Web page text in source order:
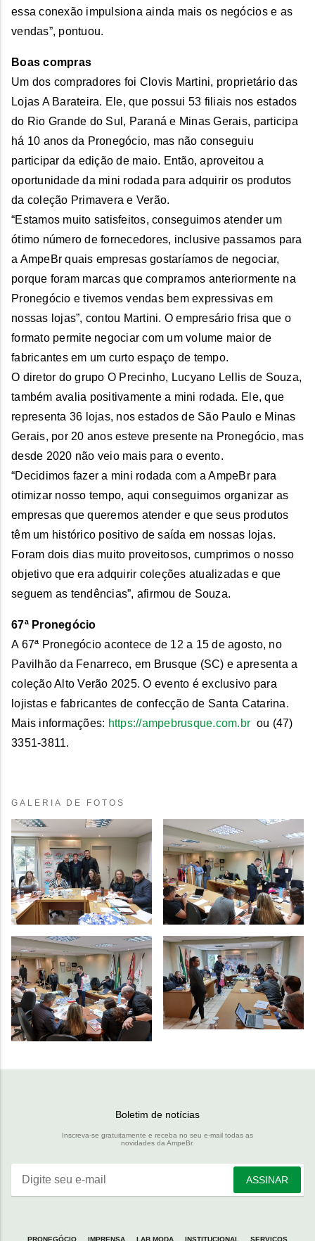
essa conexão impulsiona ainda mais os negócios e as
vendas”, pontuou.
Boas compras
Um dos compradores foi Clovis Martini, proprietário das
Lojas A Barateira. Ele, que possui 53 filiais nos estados
do Rio Grande do Sul, Paraná e Minas Gerais, participa
há 10 anos da Pronegócio, mas não conseguiu
participar da edição de maio. Então, aproveitou a
oportunidade da mini rodada para adquirir os produtos
da coleção Primavera e Verão.
“Estamos muito satisfeitos, conseguimos atender um
ótimo número de fornecedores, inclusive passamos para
a AmpeBr quais empresas gostaríamos de negociar,
porque foram marcas que compramos anteriormente na
Pronegócio e tivemos vendas bem expressivas em
nossas lojas”, contou Martini. O empresário frisa que o
formato permite negociar com um volume maior de
fabricantes em um curto espaço de tempo.
O diretor do grupo O Precinho, Lucyano Lellis de Souza,
também avalia positivamente a mini rodada. Ele, que
representa 36 lojas, nos estados de São Paulo e Minas
Gerais, por 20 anos esteve presente na Pronegócio, mas
desde 2020 não veio mais para o evento.
“Decidimos fazer a mini rodada com a AmpeBr para
otimizar nosso tempo, aqui conseguimos organizar as
empresas que queremos atender e que seus produtos
têm um histórico positivo de saída em nossas lojas.
Foram dois dias muito proveitosos, cumprimos o nosso
objetivo que era adquirir coleções atualizadas e que
seguem as tendências”, afirmou de Souza.
67ª Pronegócio
A 67ª Pronegócio acontece de 12 a 15 de agosto, no
Pavilhão da Fenarreco, em Brusque (SC) e apresenta a
coleção Alto Verão 2025. O evento é exclusivo para
lojistas e fabricantes de confecção de Santa Catarina.
Mais informações: https://ampebrusque.com.br ou (47)
3351-3811.
GALERIA DE FOTOS
Boletim de notícias
Inscreva-se gratuitamente e receba no seu e-mail todas as
novidades da AmpeBr.
Digite seu e-mail ASSINAR
PRONEGÓCIO IMPRENSA LAB MODA INSTITUCIONAL SERVIÇOS